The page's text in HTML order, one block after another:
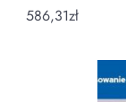
586,31zł